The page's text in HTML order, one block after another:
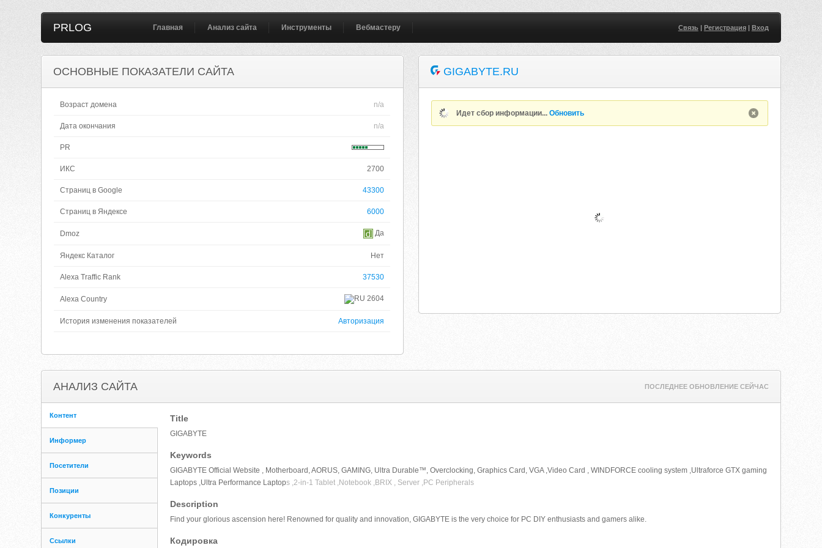
PRLOG Главная Анализ сайта Инструменты Вебмастеру Связь| Регистрация| Вход
ОСНОВНЫЕ ПОКАЗАТЕЛИ САЙТА
Возраст домена n/a
Дата окончания n/a
PR
ИКС 2700
Страниц в Google 43300
Страниц в Яндексе 6000
Dmoz Да
Яндекс Каталог Нет
Alexa Traffic Rank 37530
Alexa Country 2604
История изменения показателей Авторизация
GIGABYTE.RU
Идет сбор информации...Обновить
АНАЛИЗ САЙТА ПОСЛЕДНЕЕ ОБНОВЛЕНИЕ СЕЙЧАС
Контент
Информер
Посетители
Позиции
Конкуренты
Ссылки
Title
GIGABYTE
Keywords
GIGABYTE Official Website , Motherboard, AORUS, GAMING, Ultra Durable™, Overclocking, Graphics Card, VGA ,Video Card , WINDFORCE cooling system ,Ultraforce GTX gaming
Laptops ,Ultra Performance Laptops ,2-in-1 Tablet ,Notebook ,BRIX , Server ,PC Peripherals
Description
Find your glorious ascension here! Renowned for quality and innovation, GIGABYTE is the very choice for PC DIY enthusiasts and gamers alike.
Кодировка